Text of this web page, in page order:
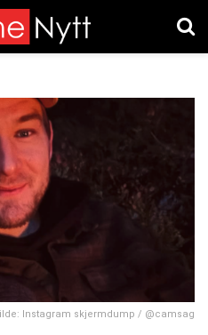
Instagram skjermdump / @camsag